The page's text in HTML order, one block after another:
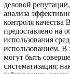
деловой
анализа
контроля
предоставлено на
использования
использованием. В
могут быть
систематизация;